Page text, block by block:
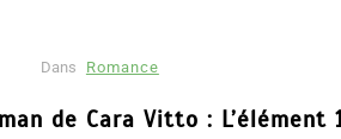
Dans Romance
de Cara Vitto : L’élément